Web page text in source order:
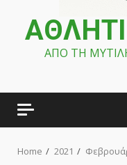
ΑΠΟ ΤΗ
Home 2021